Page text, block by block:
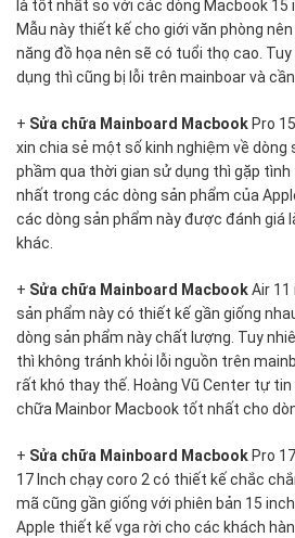
dịch
vụ
sửa
Mainboard
Macbook
tại
Hoàng
Vũ
Center.
là tốt nhất so với các dòng Macbook 15
Mẫu này thiết kế cho giới văn phòng
năng đồ họa nên sẽ có tuổi thọ cao.
dụng thì cũng bị lỗi trên mainboar và
+ Sửa chữa Mainboard Macbook Pro
xin chia sẻ một số kinh nghiệm về dòng
phầm qua thời gian sử dụng thì gặp tình
nhất trong các dòng sản phẩm của
các dòng sản phẩm này được đánh giá
khác.
+ Sửa chữa Mainboard MacbookAir 11
sản phẩm này có thiết kế gần giống
dòng sản phẩm này chất lượng. Tuy
thì không tránh khỏi lỗi nguồn trên
rất khó thay thế. Hoàng Vũ Center tự
chữa Mainbor Macbook tốt nhất cho
+ Sửa chữa Mainboard Macbook Pro
17 Inch chạy coro 2 có thiết kế chắc
mã cũng gần giống với phiên bản 15
Apple thiết kế vga rời cho các khách